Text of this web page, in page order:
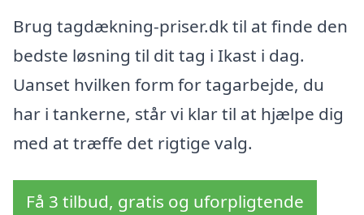
Brug tagdækning-priser.dk til at finde den
bedste løsning til dit tag i Ikast i dag.
Uanset hvilken form for tagarbejde, du
har i tankerne, står vi klar til at hjælpe dig
med at træffe det rigtige valg.
Få 3 tilbud, gratis og uforpligtende